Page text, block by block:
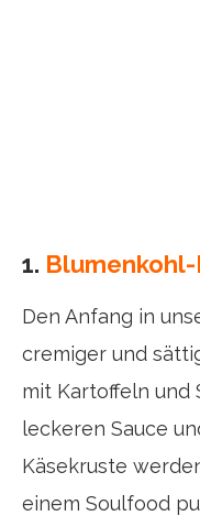
1.
Den Anfang in
cremiger und
mit Kartoffeln und
leckeren Sauce
Käsekruste
einem Soulfood